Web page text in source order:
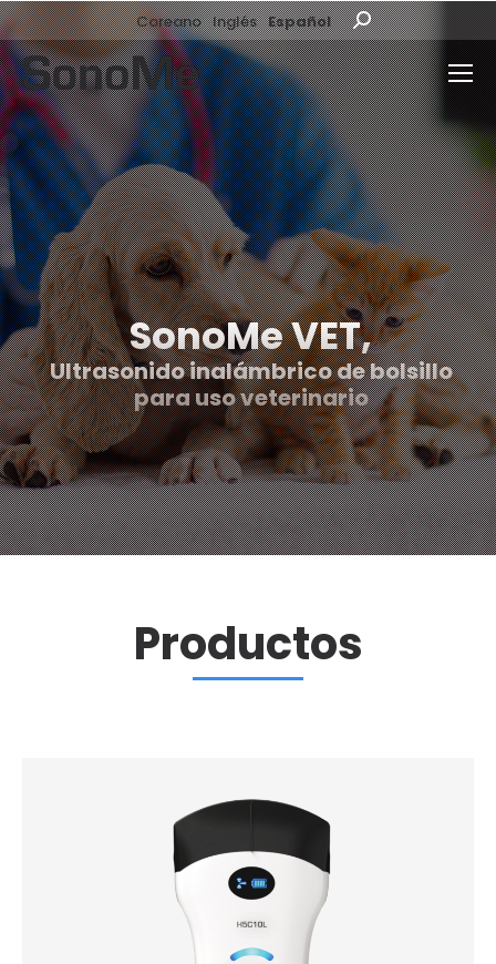
Coreano Inglés Español Buscar:
SonoMe VET,
Ultrasonido inalámbrico de bolsillo
para uso veterinario
Productos